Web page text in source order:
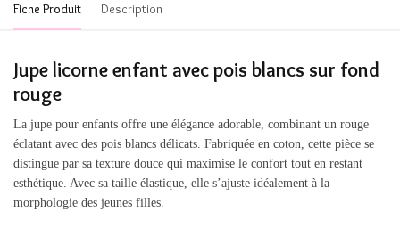
Fiche Produit Description
Jupe licorne enfant avec pois blancs sur fond
rouge
La jupe pour enfants offre une élégance adorable, combinant un rouge
éclatant avec des pois blancs délicats. Fabriquée en coton, cette pièce se
distingue par sa texture douce qui maximise le confort tout en restant
esthétique. Avec sa taille élastique, elle s’ajuste idéalement à la
morphologie des jeunes filles.